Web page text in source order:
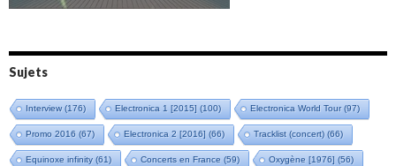
Sujets
Interview(176) Electronica 1 [2015] (100) Electronica World Tour(97)
Promo 2016 (67) Electronica 2 [2016] (66) Tracklist (concert) (66)
Equinoxe infinity(61) Concerts en France (59) Oxygène [1976] (56)